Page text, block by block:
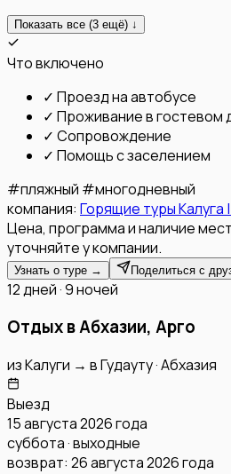
Показать все (3 ещё) ↓
Что включено
✓ Проезд на автобусе
✓ Проживание в гостевом
✓ Сопровождение
✓ Помощь с заселением
#пляжный #многодневный
компания: Горящие туры Калуга
Цена, программа и наличие
уточняйте у компании.
Узнать о туре → Поделиться с
12 дней · 9 ночей
Отдых в Абхазии, Арго
изКалуги → вГудауту·Абхазия
Выезд
15 августа 2026 года
суббота · выходные
возврат: 26 августа 2026 года